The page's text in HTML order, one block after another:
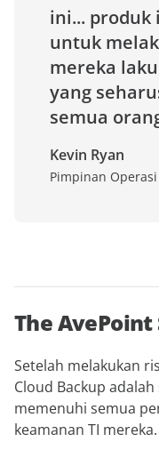
ini... produk
untuk
mereka
yang
semua
Kevin Ryan
Pimpinan Operasi
The
Setelah melakukan
Cloud Backup
memenuhi semua
keamanan TI mereka.